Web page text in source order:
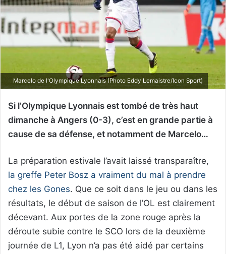
Marcelo de l'Olympique Lyonnais (Photo Eddy Lemaistre/Icon Sport)
Si l’Olympique Lyonnais est tombé de très haut
dimanche à Angers (0-3), c’est en grande partie à
cause de sa défense, et notamment de Marcelo…
La préparation estivale l’avait laissé transparaître,
la greffe Peter Bosz a vraiment du mal à prendre
chez les Gones. Que ce soit dans le jeu ou dans les
résultats, le début de saison de l’OL est clairement
décevant. Aux portes de la zone rouge après la
déroute subie contre le SCO lors de la deuxième
journée de L1, Lyon n’a pas été aidé par certains